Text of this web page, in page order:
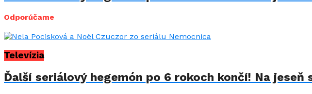
Odporúčame
Televízia
Ďalší seriálový hegemón po 6 rokoch končí! Na